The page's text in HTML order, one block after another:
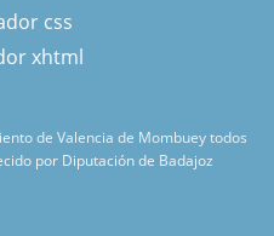
de Valencia de Mombuey todos
por Diputación de Badajoz